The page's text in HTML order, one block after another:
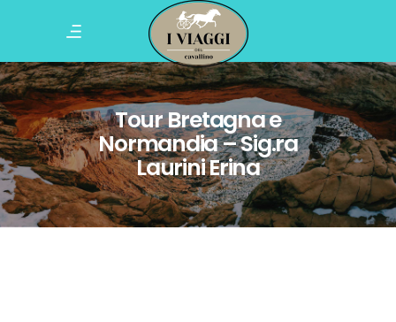
Tour Bretagna e
Normandia – Sig.ra
Laurini Erina